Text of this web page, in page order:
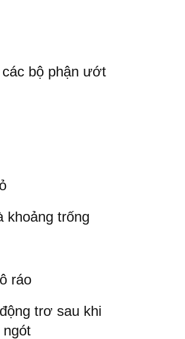
bộ phận ướt
khoảng trống
ráo
trơ sau khi
ngót